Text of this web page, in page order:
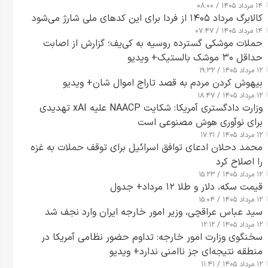
۱۴ مرداد ۱۴۰۵ / ۰۸:۰۰
کالابرگ مرداد ۱۴۰۵ از فردا برای این کدهای ملی شارژ می‌شود
۱۴ مرداد ۱۴۰۵ / ۰۷:۴۷
حملات موشکی گسترده روسیه به کی‌یف؛ گزارش از اصابت
حداقل ۳۰ موشک بالستیک+ ویدیو
۱۲ مرداد ۱۴۰۵ / ۱۹:۳۲
بیهوش کردن مردم به قصد تاراج اموال شان+ ویدیو
۱۲ مرداد ۱۴۰۵ / ۱۸:۴۷
وزارت دادگستری آمریکا: شکایت NAACP علیه xAI تهدیدی
برای نوآوری هوش مصنوعی است
۱۲ مرداد ۱۴۰۵ / ۱۷:۲۱
محمد دحلان ادعای توافق اسرائیل برای توقف حملات به غزه
را اصلاح کرد
۱۲ مرداد ۱۴۰۵ / ۱۵:۲۳
قیمت سکه، دلار و طلا ۱۲ مرداد+ جدول
۱۲ مرداد ۱۴۰۵ / ۱۵:۰۴
سید عباس عراقچی، وزیر امور خارجه ایران وارد نجف شد
۱۲ مرداد ۱۴۰۵ / ۱۲:۱۲
سخنگوی وزارت امور خارجه: تداوم حضور نظامی آمریکا در
منطقه نتیجه‌ای جز ناامنی ندارد+ ویدیو
۱۲ مرداد ۱۴۰۵ / ۱۱:۴۱